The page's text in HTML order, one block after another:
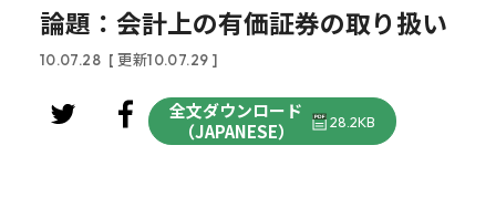
論題：会計上の有価証券の取り扱い
10.07.28 [ 更新10.07.29 ]
全文ダウンロード
（JAPANESE）
28.2KB